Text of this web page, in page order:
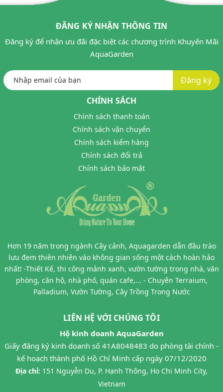
ĐĂNG KÝ NHẬN THÔNG TIN
Đăng ký để nhận ưu đãi đặc biệt các chương trình Khuyến Mãi
AquaGarden
Đăng ký
CHÍNH SÁCH
Chính sách thanh toán
Chính sách vận chuyển
Chính sách kiểm hàng
Chính sách đổi trả
Chính sách bảo mật
Hơn 19 năm trong ngành Cây cảnh, Aquagarden dẫn đầu trào
lưu đem thiên nhiên vào không gian sống một cách hoàn hảo
nhất! -Thiết Kế, thi công mảnh xanh, vườn tường trong nhà, văn
phòng, căn hộ, nhà phố, quán cafe,... - Chuyên Terraium,
Palladium, Vườn Tường, Cây Trồng Trong Nước
LIÊN HỆ VỚI CHÚNG TÔI
Hộ kinh doanh AquaGarden
Giấy đăng ký kinh doanh số 41A8048483 do phòng tài chính -
kế hoạch thành phố Hồ Chí Minh cấp ngày 07/12/2020
Địa chỉ: 151 Nguyễn Du, P. Hạnh Thông, Ho Chi Minh City,
Vietnam